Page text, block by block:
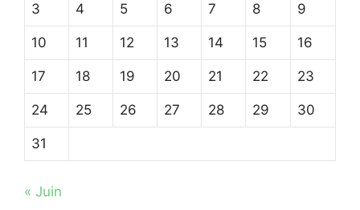
3 4 5 6 7 8 9
10 11 12 13 14 15 16
17 18 19 20 21 22 23
24 25 26 27 28 29 30
31
« Juin